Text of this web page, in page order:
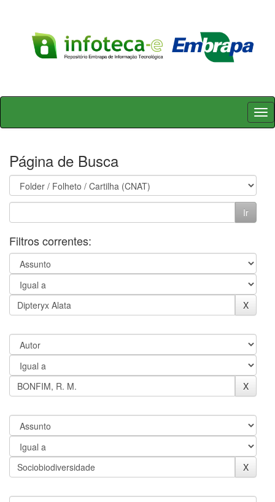
Skip
Página de Busca
Filtros correntes: